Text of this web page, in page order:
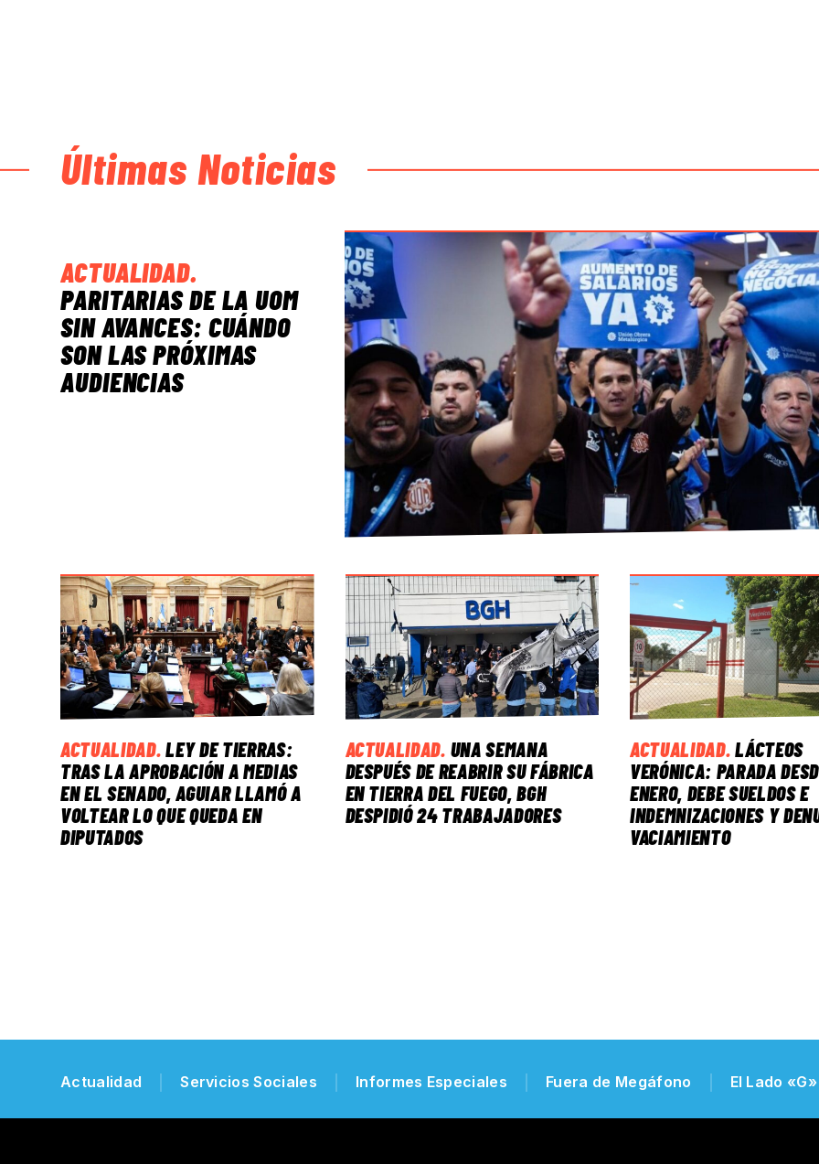
Últimas Noticias
ACTUALIDAD.
PARITARIAS DE LA UOM
SIN AVANCES: CUÁNDO
SON LAS PRÓXIMAS
AUDIENCIAS
ACTUALIDAD. LEY DE TIERRAS:
TRAS LA APROBACIÓN A MEDIAS
EN EL SENADO, AGUIAR LLAMÓ A
VOLTEAR LO QUE QUEDA EN
DIPUTADOS
ACTUALIDAD. UNA SEMANA
DESPUÉS DE REABRIR SU FÁBRICA
EN TIERRA DEL FUEGO, BGH
DESPIDIÓ 24 TRABAJADORES
ACTUALIDAD. LÁCTEOS
VERÓNICA: PARADA
ENERO, DEBE SUELDOS E
INDEMNIZACIONES Y
VACIAMIENTO
Actualidad Servicios Sociales Informes Especiales Fuera de Megáfono El Lado «G»